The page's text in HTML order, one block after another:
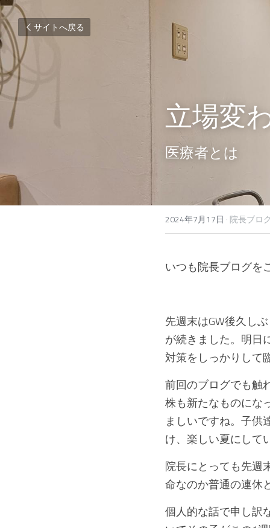
サイトへ戻る
立場変
医療者とは
2024年7月17日 · 院長ブロ
いつも院長ブログを
先週末はGW後久し
が続きました。明日
対策をしっかりして
前回のブログでも触
株も新たなものにな
ましいですね。子供
け、楽しい夏にして
院長にとっても先週
命なのか普通の連休
個人的な話で申し訳